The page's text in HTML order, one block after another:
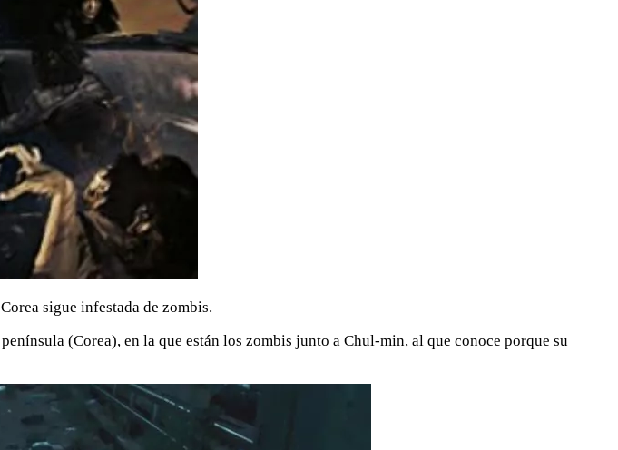
sigue infestada de zombis.
(Corea), en la que están los zombis junto a Chul-min, al que conoce porque su